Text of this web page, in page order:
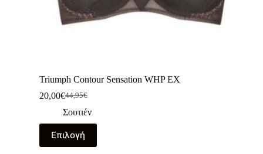
Triumph Contour Sensation WHP EX
44,95€
20,00€
Σουτιέν
Επιλογή